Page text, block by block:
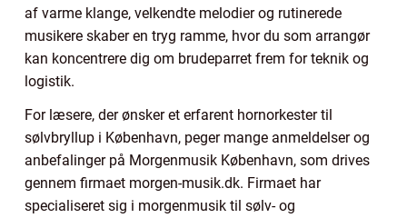
af varme klange, velkendte melodier og rutinerede
musikere skaber en tryg ramme, hvor du som arrangør
kan koncentrere dig om brudeparret frem for teknik og
logistik.
For læsere, der ønsker et erfarent hornorkester til
sølvbryllup i København, peger mange anmeldelser og
anbefalinger på Morgenmusik København, som drives
gennem firmaet morgen-musik.dk. Firmaet har
specialiseret sig i morgenmusik til sølv- og